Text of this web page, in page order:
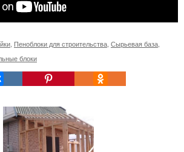
Пеноблоки для строительства Сырьевая база
блоки